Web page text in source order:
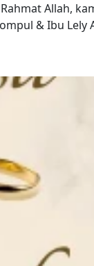
Allah,
& Ibu Lely